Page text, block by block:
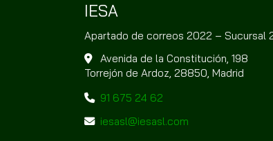
IESA
Apartado de correos 2022 – Sucursal
Avenida de la Constitución, 198
Torrejón de Ardoz, 28850, Madrid
91 675 24 62
iesasl
iesasl.com